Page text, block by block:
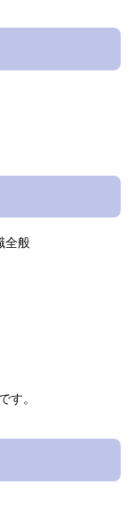
全般
す。